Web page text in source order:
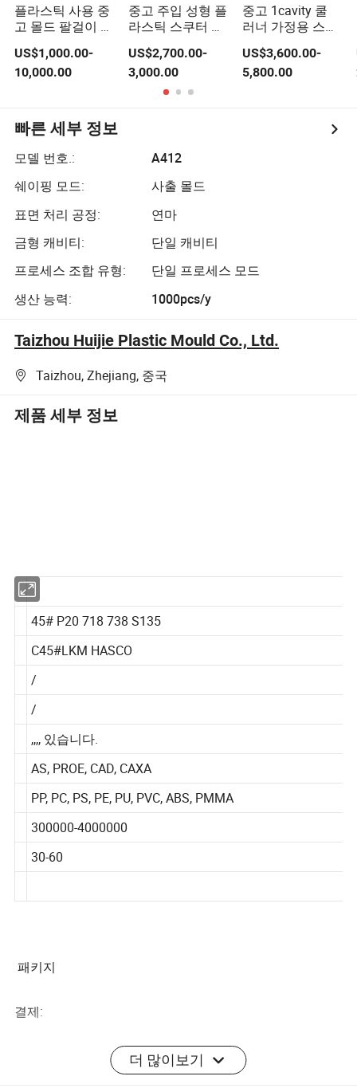
플라스틱 사용 중
고 몰드 팔걸이 없
실내 유럽 웨딩 패
션 스툴 사무실 현
테이블 몰드
US$1,000.00-
10,000.00
중고 주입 성형 플
라스틱 스쿠터 금
US$2,700.00-
3,000.00
중고 1cavity 쿨
러너 가정용 스툴
US$3,600.00-
5,800.00
빠른 세부 정보
모델 번호.:
A412
쉐이핑 모드:
사출 몰드
표면 처리 공정:
연마
금형 캐비티:
단일 캐비티
프로세스 조합 유형:
단일 프로세스 모드
생산 능력:
1000pcs/y
Taizhou Huijie Plastic Mould Co., Ltd.
Taizhou, Zhejiang, 중국
제품 세부 정보
45# P20 718 738 S135
C45#LKM HASCO
/
/
,,,, 있습니다.
AS, PROE, CAD, CAXA
PP, PC, PS, PE, PU, PVC, ABS, PMMA
300000-4000000
30-60
패키지
결제:
50% T/T 보증금을 미리 지불하면 50%의 잔액을 배송 전에
전액 지불해야 합니다.
더 많이보기